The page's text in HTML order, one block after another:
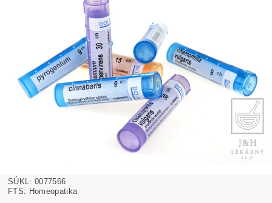
SÚKL: 0077566
FTS: Homeopatika